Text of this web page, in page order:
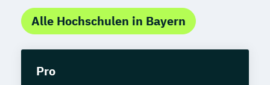
Alle Hochschulen in Bayern
Pro